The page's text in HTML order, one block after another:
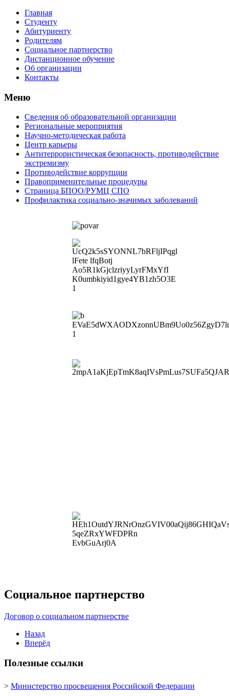
Главная
Студенту
Абитуриенту
Родителям
Социальное партнерство
Дистанционное обучение
Об организации
Контакты
Меню
Сведения об образовательной организации
Региональные мероприятия
Научно-методическая работа
Центр карьеры
Антитеррористическая безопасность, противодействие
экстремизму
Противодействие коррупции
Правоприменительные процедуры
Страница БПОО/РУМЦ CПO
Профилактика социально-значимых заболеваний
Социальное партнерство
Договор о социальном партнерстве
Назад
Вперёд
Полезные ссылки
> Министерство просвещения Российской Федерации